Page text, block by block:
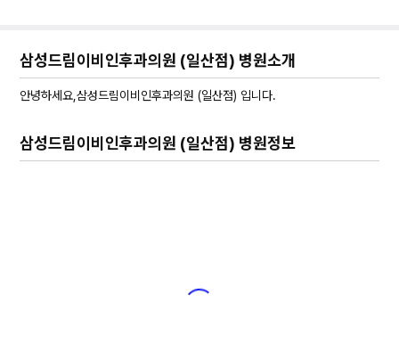
삼성드림이비인후과의원 (일산점) 병원소개
안녕하세요,삼성드림이비인후과의원 (일산점) 입니다.
삼성드림이비인후과의원 (일산점) 병원정보